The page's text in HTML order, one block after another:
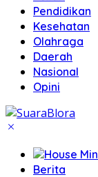
Pendidikan
Kesehatan
Olahraga
Daerah
Nasional
Opini
Berita